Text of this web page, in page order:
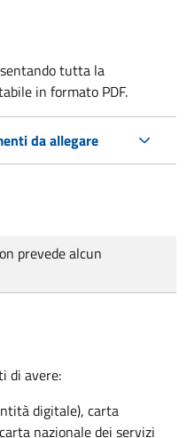
tutta la
in formato PDF.
da allegare
prevede alcun
di avere:
digitale), carta
nazionale dei servizi